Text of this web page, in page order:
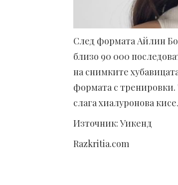
След формата Айлин
близо 90 000
на снимките
формата с тренировки.
слага хиалуронова
Източник: Уикенд
Razkritia.com